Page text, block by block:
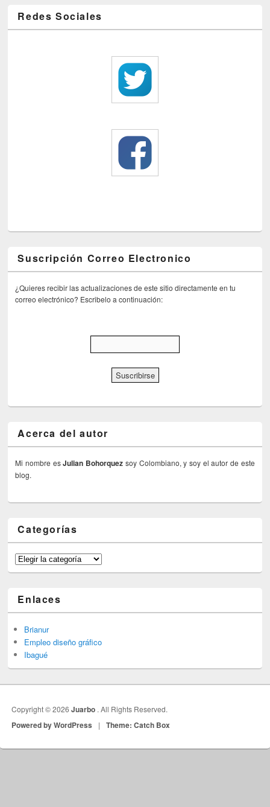
Redes Sociales
Suscripción Correo Electronico
¿Quieres recibir las actualizaciones de este sitio directamente en tu
correo electrónico? Escribelo a continuación:
Acerca del autor
Mi nombre esJulian Bohorquez soy Colombiano, y soy el autor de este
blog.
Categorías
Categorías
Enlaces
Brianur
Empleo diseño gráfico
Ibagué
Copyright © 2026Juarbo . All Rights Reserved.
Powered by WordPress | Theme: Catch Box